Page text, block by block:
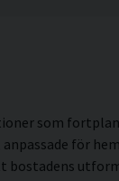
som
för
bostadens